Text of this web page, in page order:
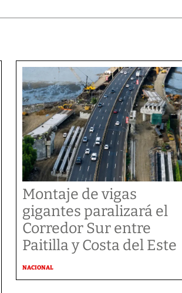
Montaje de vigas
gigantes paralizará el
Corredor Sur entre
Paitilla y Costa del Este
NACIONAL